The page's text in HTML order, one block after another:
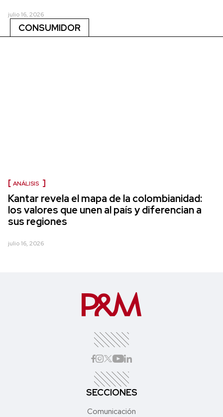
julio 16, 2026
CONSUMIDOR
ANÁLISIS
Kantar revela el mapa de la colombianidad:
los valores que unen al país y diferencian a
sus regiones
julio 16, 2026
SECCIONES
Comunicación